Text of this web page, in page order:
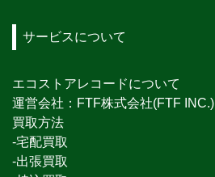
サービスについて
エコストアレコードについて
運営会社：FTF株式会社(FTF INC.)
買取方法
-宅配買取
-出張買取